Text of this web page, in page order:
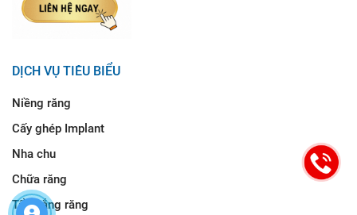
DỊCH VỤ TIÊU BIỂU
Niềng răng
Cấy ghép Implant
Nha chu
Chữa răng
Tẩy trắng răng